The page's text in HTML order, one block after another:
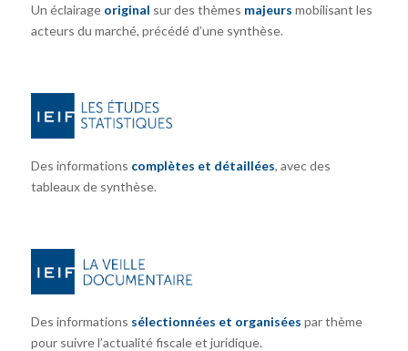
Un éclairage original sur des thèmes majeurs mobilisant les
acteurs du marché, précédé d’une synthèse.
Des informations complètes et détaillées, avec des
tableaux de synthèse.
Des informations sélectionnées et organisées par thème
pour suivre l’actualité fiscale et juridique.